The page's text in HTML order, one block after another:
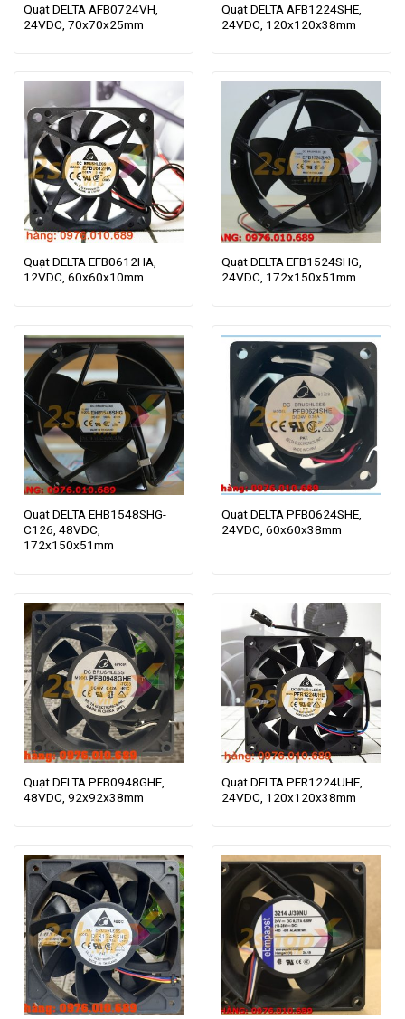
Quạt DELTA AFB0724VH,
24VDC, 70x70x25mm
Quạt DELTA AFB1224SHE,
24VDC, 120x120x38mm
Quạt DELTA EFB0612HA,
12VDC, 60x60x10mm
Quạt DELTA EFB1524SHG,
24VDC, 172x150x51mm
Quạt DELTA EHB1548SHG-
C126, 48VDC,
172x150x51mm
Quạt DELTA PFB0624SHE,
24VDC, 60x60x38mm
Quạt DELTA PFB0948GHE,
48VDC, 92x92x38mm
Quạt DELTA PFR1224UHE,
24VDC, 120x120x38mm